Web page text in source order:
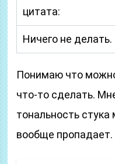
цитата:
Ничего не делать.
Понимаю что
что-то сделать.
тональность стука
вообще пропадает.